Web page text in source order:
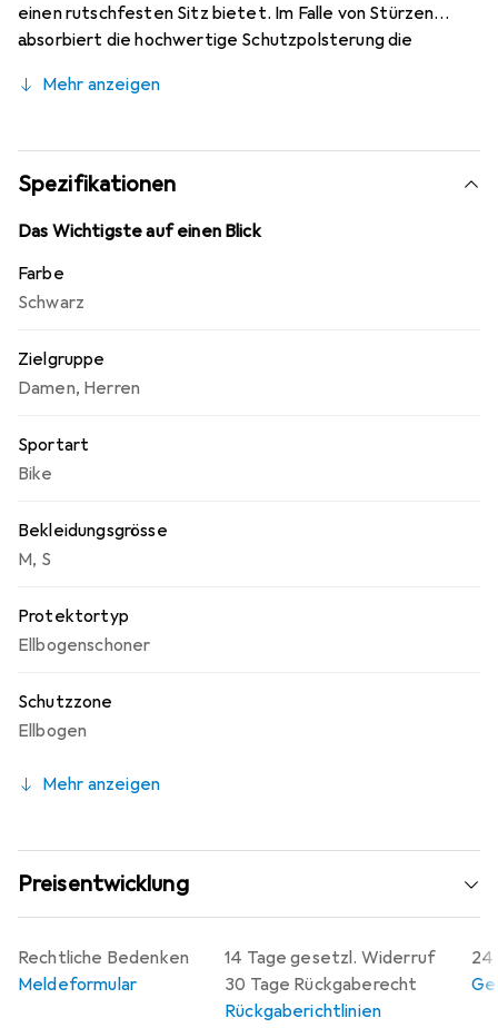
einen rutschfesten Sitz bietet. Im Falle von Stürzen
absorbiert die hochwertige Schutzpolsterung die
wandelt schädliche Aufprallenergie in kinetische Energie
gewährleistet hohen Tragekomfort, selbst bei längeren
Touren und Abfahrten.
Mehr anzeigen
Spezifikationen
Das Wichtigste auf einen Blick
Farbe
Schwarz
Zielgruppe
Damen, Herren
Sportart
Bike
Bekleidungsgrösse
M, S
Protektortyp
Ellbogenschoner
Schutzzone
Ellbogen
Mehr anzeigen
Preisentwicklung
14 Tage gesetzl. Widerruf
30 Tage Rückgaberecht
Rückgaberichtlinien
24
Rechtliche Bedenken
Meldeformular